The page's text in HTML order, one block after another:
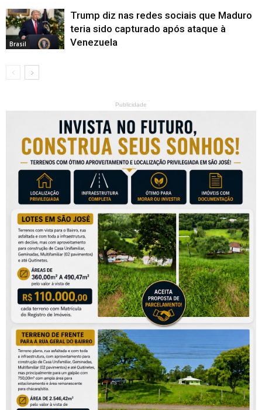
Brasil
Trump diz nas redes sociais que Maduro
teria sido capturado após ataque à
Venezuela
Publicidade